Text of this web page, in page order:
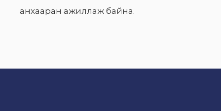
анхааран ажиллаж байна.